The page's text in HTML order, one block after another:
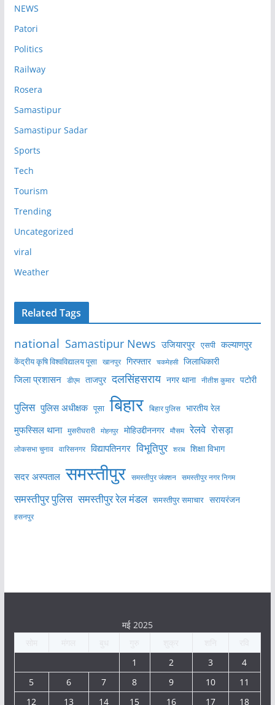
NEWS
Patori
Politics
Railway
Rosera
Samastipur
Samastipur Sadar
Sports
Tech
Tourism
Trending
Uncategorized
viral
Weather
Related Tags
national Samastipur News उजियारपुर एसपी कल्याणपुर
केंद्रीय कृषि विश्वविद्यालय पूसा खानपुर गिरफ्तार चकमेहसी जिलाधिकारी
जिला प्रशासन डीएम ताजपुर दलसिंहसराय नगर थाना नीतीश कुमार पटोरी
पुलिस पुलिस अधीक्षक पूसा बिहार बिहार पुलिस भारतीय रेल
मुफस्सिल थाना मुसरीघरारी मोहनपुर मोहिउद्दीननगर मौसम रेलवे रोसड़ा
लोकसभा चुनाव वारिसनगर विद्यापतिनगर विभूतिपुर शराब शिक्षा विभाग
सदर अस्पताल समस्तीपुर समस्तीपुर जंक्शन समस्तीपुर नगर निगम
समस्तीपुर पुलिस समस्तीपुर रेल मंडल समस्तीपुर समाचार सरायरंजन
हसनपुर
मई 2025
1
2 3
4
5
6 7 8 9 10
11
12
13 14 15 16 17 18